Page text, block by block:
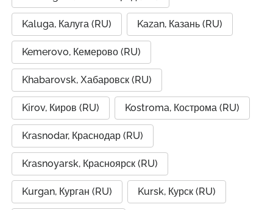
Kaluga, Калуга (RU) Kazan, Казань (RU)
Kemerovo, Кемерово (RU)
Khabarovsk, Хабаровск (RU)
Kirov, Киров (RU) Kostroma, Кострома (RU)
Krasnodar, Краснодар (RU)
Krasnoyarsk, Красноярск (RU)
Kurgan, Курган (RU) Kursk, Курск (RU)